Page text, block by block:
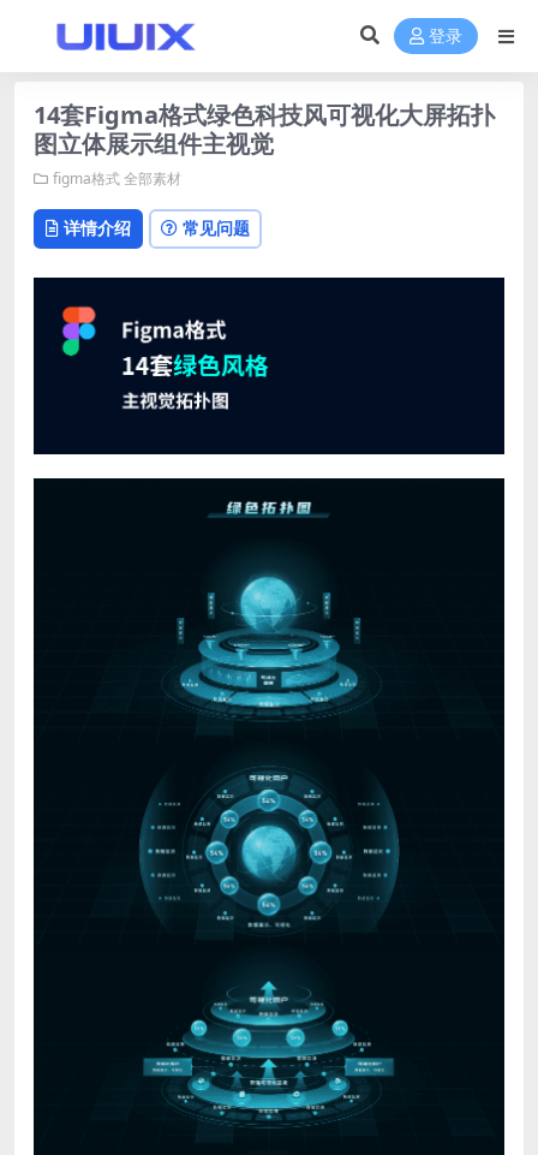
登录
14套Figma格式绿色科技风可视化大屏拓扑
图立体展示组件主视觉
figma格式全部素材
详情介绍 常见问题